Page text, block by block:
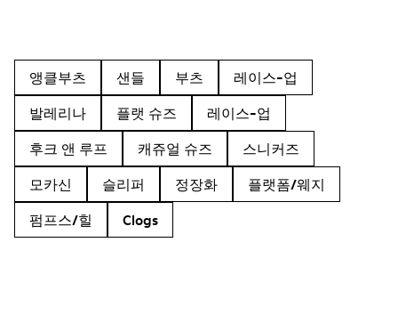
앵클부츠 샌들 부츠
레이스-업
발레리나
플랫 슈즈
레이스-업
후크 앤 루프
캐쥬얼 슈즈
스니커즈
모카신
슬리퍼 정장화
플랫폼/웨지
펌프스/힐
Clogs